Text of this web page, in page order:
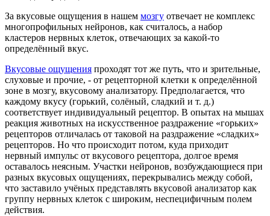
За вкусовые ощущения в нашем мозгу отвечает не комплекс
многопрофильных нейронов, как считалось, а набор
кластеров нервных клеток, отвечающих за какой-то
определённый вкус.
Вкусовые ощущения проходят тот же путь, что и зрительные,
слуховые и прочие, - от рецепторной клетки к определённой
зоне в мозгу, вкусовому анализатору. Предполагается, что
каждому вкусу (горький, солёный, сладкий и т. д.)
соответствует индивидуальный рецептор. В опытах на мышах
реакция животных на искусственное раздражение «горьких»
рецепторов отличалась от таковой на раздражение «сладких»
рецепторов. Но что происходит потом, куда приходит
нервный импульс от вкусового рецептора, долгое время
оставалось неясным. Участки нейронов, возбуждающиеся при
разных вкусовых ощущениях, перекрывались между собой,
что заставило учёных представлять вкусовой анализатор как
группу нервных клеток с широким, неспецифичным полем
действия.